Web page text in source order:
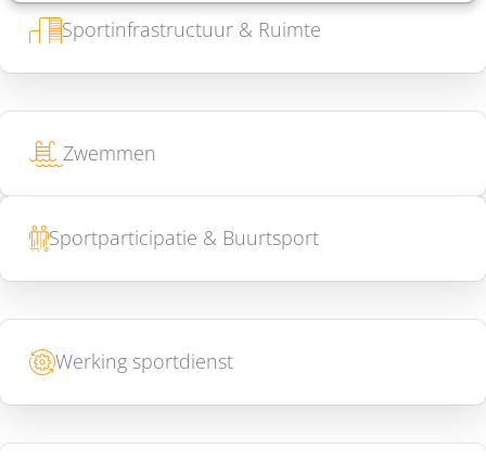
Sportinfrastructuur & Ruimte
Zwemmen
Sportparticipatie & Buurtsport
Werking sportdienst